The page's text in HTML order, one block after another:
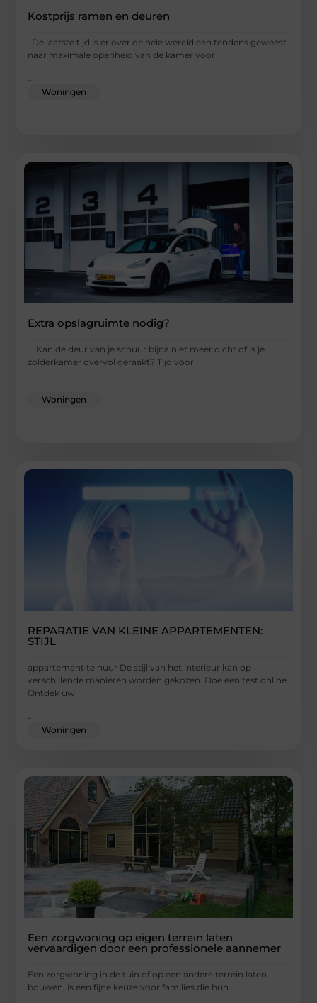
Kostprijs ramen en deuren
De laatste tijd is er over de hele wereld een tendens geweest
naar maximale openheid van de kamer voor
...
Woningen
Extra opslagruimte nodig?
Kan de deur van je schuur bijna niet meer dicht of is je
zolderkamer overvol geraakt? Tijd voor
Woningen
REPARATIE VAN KLEINE APPARTEMENTEN:
STIJL
appartement te huur De stijl van het interieur kan op
verschillende manieren worden gekozen. Doe een test online.
Ontdek uw
...
Woningen
Een zorgwoning op eigen terrein laten
vervaardigen door een professionele aannemer
Een zorgwoning in de tuin of op een andere terrein laten
bouwen, is een fijne keuze voor families die hun